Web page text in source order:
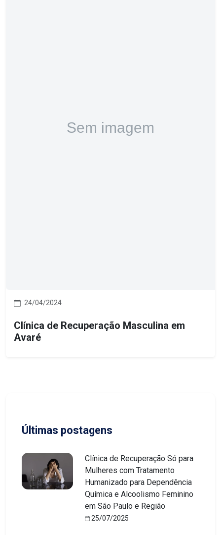
24/04/2024
Clínica de Recuperação Masculina em
Avaré
Últimas postagens
Clínica de Recuperação Só para
Mulheres com Tratamento
Humanizado para Dependência
Química e Alcoolismo Feminino
em São Paulo e Região
25/07/2025